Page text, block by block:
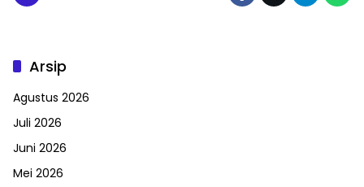
Arsip
Agustus 2026
Juli 2026
Juni 2026
Mei 2026